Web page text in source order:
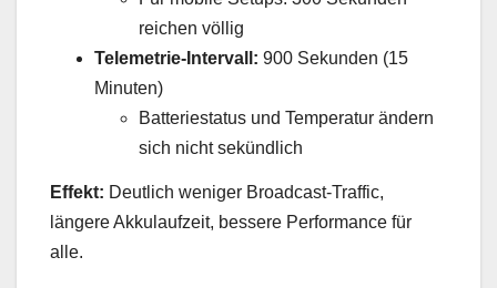
reichen völlig
Telemetrie-Intervall: 900 Sekunden (15
Minuten)
Batteriestatus und Temperatur ändern
sich nicht sekündlich
Effekt: Deutlich weniger Broadcast-Traffic,
längere Akkulaufzeit, bessere Performance für
alle.